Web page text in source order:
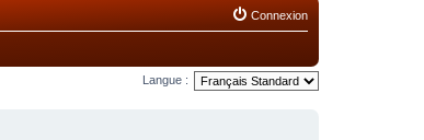
Connexion
Langue :